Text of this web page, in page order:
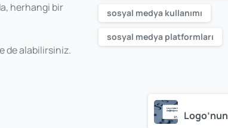
herhangi bir
de alabilirsiniz.
sosyal medya kullanımı
sosyal medya platformları